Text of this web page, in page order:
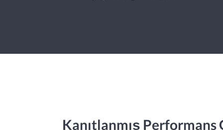
Kanıtlanmış